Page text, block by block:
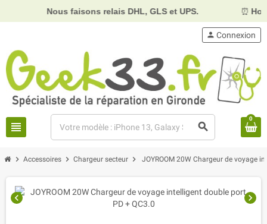
Nous faisons relais DHL, GLS et UPS. ⏰
view_headline search
person Connexion
0
chevron_right Accessoires chevron_right Chargeur secteur chevron_right JOYROOM 20W Chargeur de voyage
chevron_left chevron_right